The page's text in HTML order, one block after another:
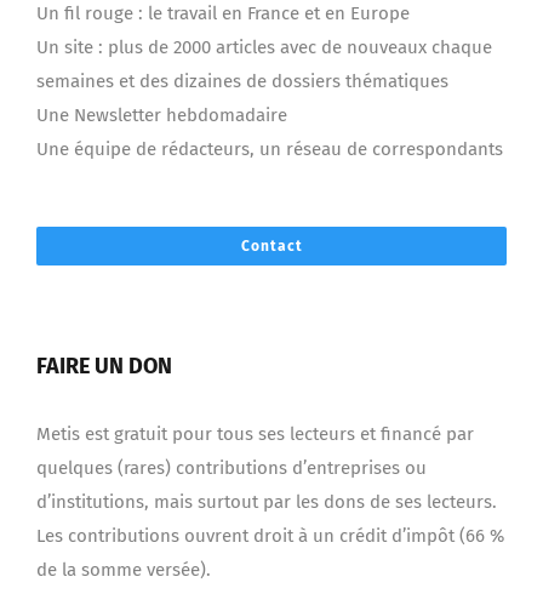
Un fil rouge : le travail en France et en Europe
Un site : plus de 2000 articles avec de nouveaux chaque
semaines et des dizaines de dossiers thématiques
Une Newsletter hebdomadaire
Une équipe de rédacteurs, un réseau de correspondants
Contact
FAIRE UN DON
Metis est gratuit pour tous ses lecteurs et financé par
quelques (rares) contributions d’entreprises ou
d’institutions, mais surtout par les dons de ses lecteurs.
Les contributions ouvrent droit à un crédit d’impôt (66 %
de la somme versée).